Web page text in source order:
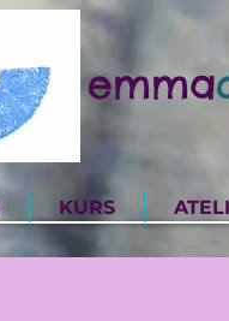
emma
KURS